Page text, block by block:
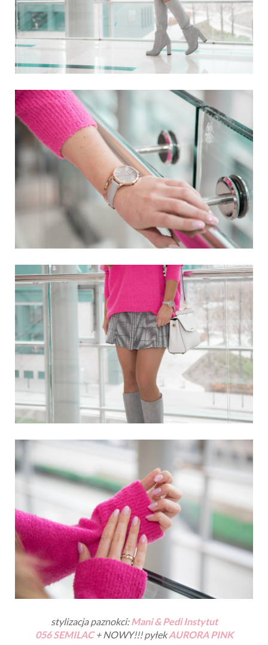
stylizacja paznokci: Mani & Pedi Instytut
056 SEMILAC+ NOWY!!! pyłekAURORA PINK